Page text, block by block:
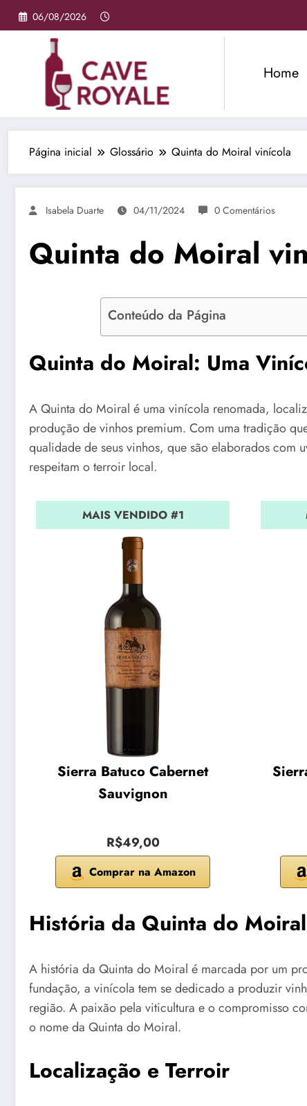
Pular
para
06/08/2026
Home
Página inicial Glossário Quinta do Moiral vinícola
Isabela Duarte 04/11/2024 0 Comentários
Quinta do Moiral
Conteúdo da Página
Quinta do Moiral: Uma
A Quinta do Moiral é uma vinícola renomada,
produção de vinhos premium. Com uma tradição
qualidade de seus vinhos, que são elaborados com
respeitam o terroir local.
MAIS VENDIDO #1
Sierra Batuco Cabernet
Sauvignon
R$49,00
Comprar na Amazon
História da Quinta do Moiral
A história da Quinta do Moiral é marcada por um
fundação, a vinícola tem se dedicado a produzir
região. A paixão pela viticultura e o compromisso
o nome da Quinta do Moiral.
Localização e Terroir